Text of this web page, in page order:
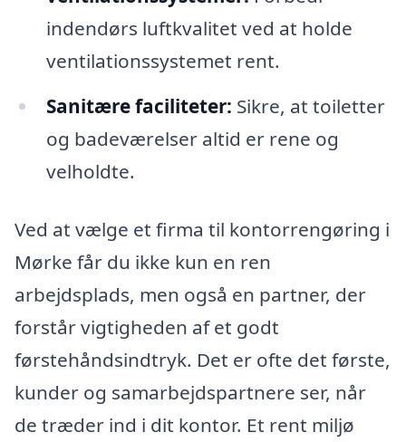
indendørs luftkvalitet ved at holde
ventilationssystemet rent.
Sanitære faciliteter: Sikre, at toiletter
og badeværelser altid er rene og
velholdte.
Ved at vælge et firma til kontorrengøring i
Mørke får du ikke kun en ren
arbejdsplads, men også en partner, der
forstår vigtigheden af et godt
førstehåndsindtryk. Det er ofte det første,
kunder og samarbejdspartnere ser, når
de træder ind i dit kontor. Et rent miljø